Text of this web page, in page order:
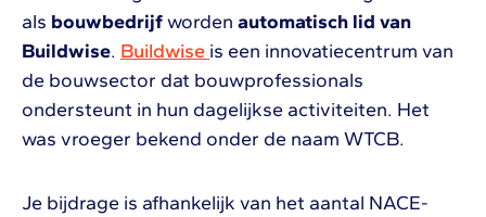
als bouwbedrijfworden automatisch lid van
Buildwise. Buildwise is een innovatiecentrum van
de bouwsector dat bouwprofessionals
ondersteunt in hun dagelijkse activiteiten. Het
was vroeger bekend onder de naam WTCB.
Je bijdrage is afhankelijk van het aantal NACE-